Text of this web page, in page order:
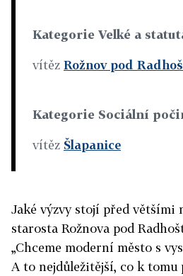
Kategorie Velké a
vítěz Rožnov pod
Kategorie Sociální
vítěz Šlapanice
Jaké výzvy stojí před většími
starosta Rožnova pod
„Chceme moderní město s
A to nejdůležitější, co k tomu